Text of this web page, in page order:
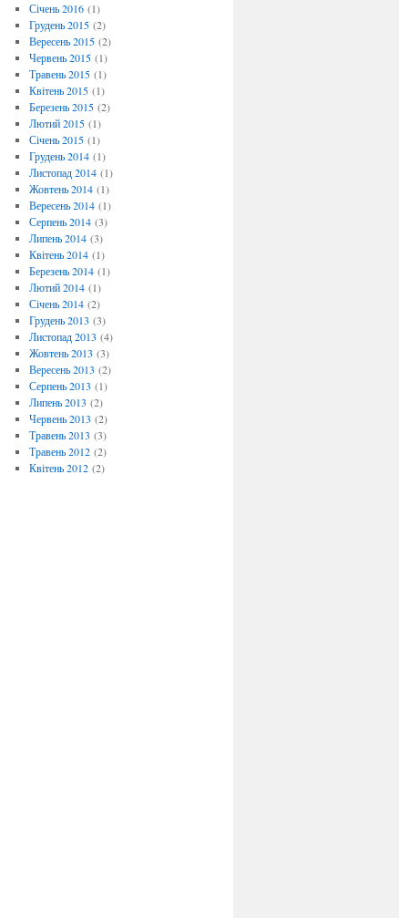
Січень 2016(1)
Грудень 2015(2)
Вересень 2015(2)
Червень 2015(1)
Травень 2015(1)
Квітень 2015(1)
Березень 2015(2)
Лютий 2015(1)
Січень 2015(1)
Грудень 2014(1)
Листопад 2014(1)
Жовтень 2014(1)
Вересень 2014(1)
Серпень 2014(3)
Липень 2014(3)
Квітень 2014(1)
Березень 2014(1)
Лютий 2014(1)
Січень 2014(2)
Грудень 2013 (3)
Листопад 2013 (4)
Жовтень 2013 (3)
Вересень 2013 (2)
Серпень 2013 (1)
Липень 2013 (2)
Червень 2013 (2)
Травень 2013 (3)
Травень 2012(2)
Квітень 2012(2)